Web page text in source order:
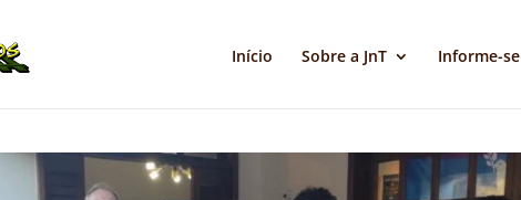
Início Sobre a JnT Informe-se